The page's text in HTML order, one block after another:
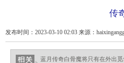
传
发布时间：2023-03-10 02:03 来源：
haixinganggou.com
蓝月传奇白骨魔将只有在外出